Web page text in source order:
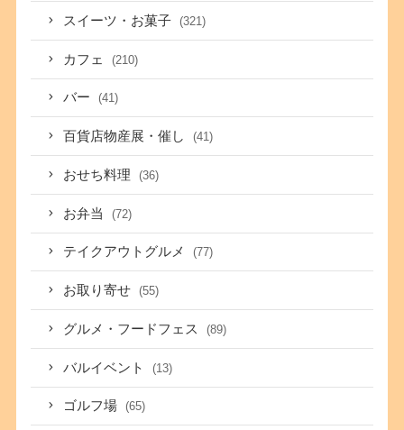
スイーツ・お菓子 (321)
カフェ (210)
バー (41)
百貨店物産展・催し (41)
おせち料理 (36)
お弁当 (72)
テイクアウトグルメ (77)
お取り寄せ (55)
グルメ・フードフェス (89)
バルイベント (13)
ゴルフ場 (65)